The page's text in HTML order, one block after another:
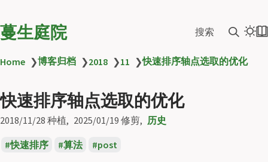
蔓生庭院 搜索
Home ❯博客归档 ❯2018 ❯11 ❯快速排序轴点选取的优化
快速排序轴点选取的优化
2018/11/28 种植 2025/01/19 修剪 历史
快速排序 算法 post